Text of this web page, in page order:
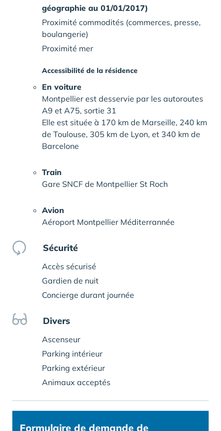
géographie au 01/01/2017)
Proximité commodités (commerces, presse,
boulangerie)
Proximité mer
Accessibilité de la résidence
En voiture
Montpellier est desservie par les autoroutes
A9 et A75, sortie 31
Elle est située à 170 km de Marseille, 240 km
de Toulouse, 305 km de Lyon, et 340 km de
Barcelone
Train
Gare SNCF de Montpellier St Roch
Avion
Aéroport Montpellier Méditerrannée
Sécurité
Accès sécurisé
Gardien de nuit
Concierge durant journée
Divers
Ascenseur
Parking intérieur
Parking extérieur
Animaux acceptés
Formulaire de demande de